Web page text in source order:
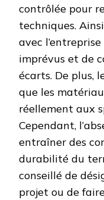
contrôlée pour
techniques.
avec
imprévus et de
écarts. De plus,
que les
réellement aux
Cependant,
entraîner des
durabilité du
conseillé de
projet ou de